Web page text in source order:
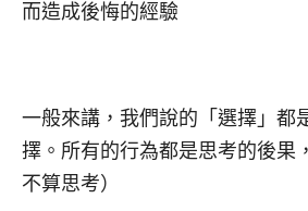
而造成後悔的經驗
一般來講，我們說的「選擇」都
擇。所有的行為都是思考的後果
不算思考）